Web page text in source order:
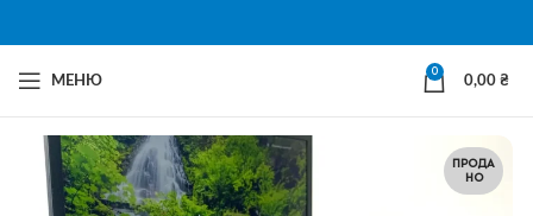
МЕНЮ
0
0,00 ₴
ПРОДА
НО